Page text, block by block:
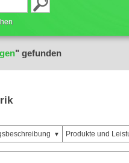
" gefunden
Produkte und